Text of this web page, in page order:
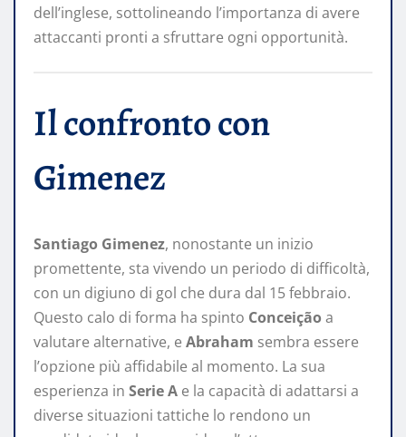
dell’inglese, sottolineando l’importanza di avere
attaccanti pronti a sfruttare ogni opportunità. ​
Il confronto con
Gimenez
Santiago Gimenez, nonostante un inizio
promettente, sta vivendo un periodo di difficoltà,
con un digiuno di gol che dura dal 15 febbraio.
Questo calo di forma ha spinto Conceição a
valutare alternative, e Abraham sembra essere
l’opzione più affidabile al momento. La sua
esperienza in Serie A e la capacità di adattarsi a
diverse situazioni tattiche lo rendono un